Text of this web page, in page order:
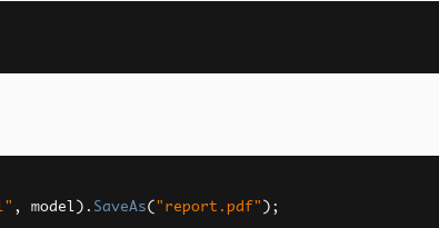
, model ). SaveAs( "report.pdf" );